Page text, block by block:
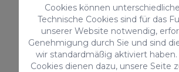
AUSSTATTUNG
Kabel- / Satellitenfernsehen
Cookies können
Technische Cookies sind für das
unserer Website notwendig,
Genehmigung durch Sie und sind
wir standardmäßig aktiviert
Cookies dienen dazu, unsere Seite